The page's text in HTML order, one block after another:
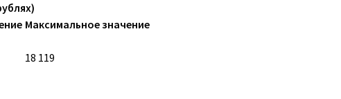
Максимальное значение
18 119